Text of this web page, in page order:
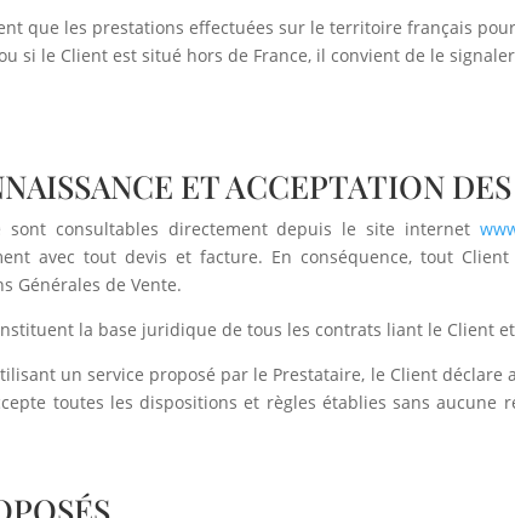
que les prestations effectuées sur le territoire français
si le Client est situé hors de France, il convient de le
ET ACCEPTATION
sont consultables directement depuis le site internet
avec tout devis et facture. En conséquence, tout
Générales de Vente.
la base juridique de tous les contrats liant le Client
un service proposé par le Prestataire, le Client déclare
toutes les dispositions et règles établies sans